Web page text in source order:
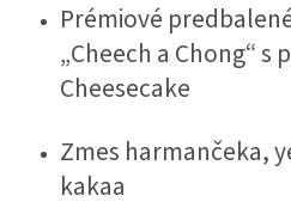
Prémiové
„Cheech a Chong“
Cheesecake
Zmes harmančeka,
kakaa